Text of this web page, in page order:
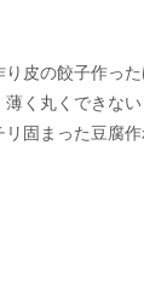
皮の餃子作っ
く丸くできない
固まった豆腐作